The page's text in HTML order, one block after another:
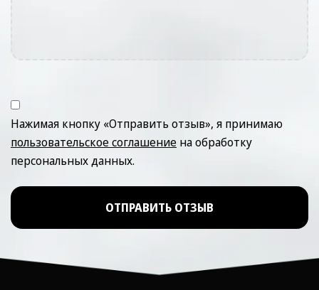
Нажимая кнопку «Отправить отзыв», я принимаю
пользовательское соглашение на обработку
персональных данных.
ОТПРАВИТЬ ОТЗЫВ